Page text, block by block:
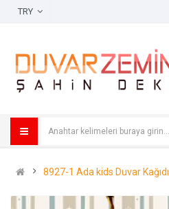
8927-1 Ada kids Duvar Kağıdı